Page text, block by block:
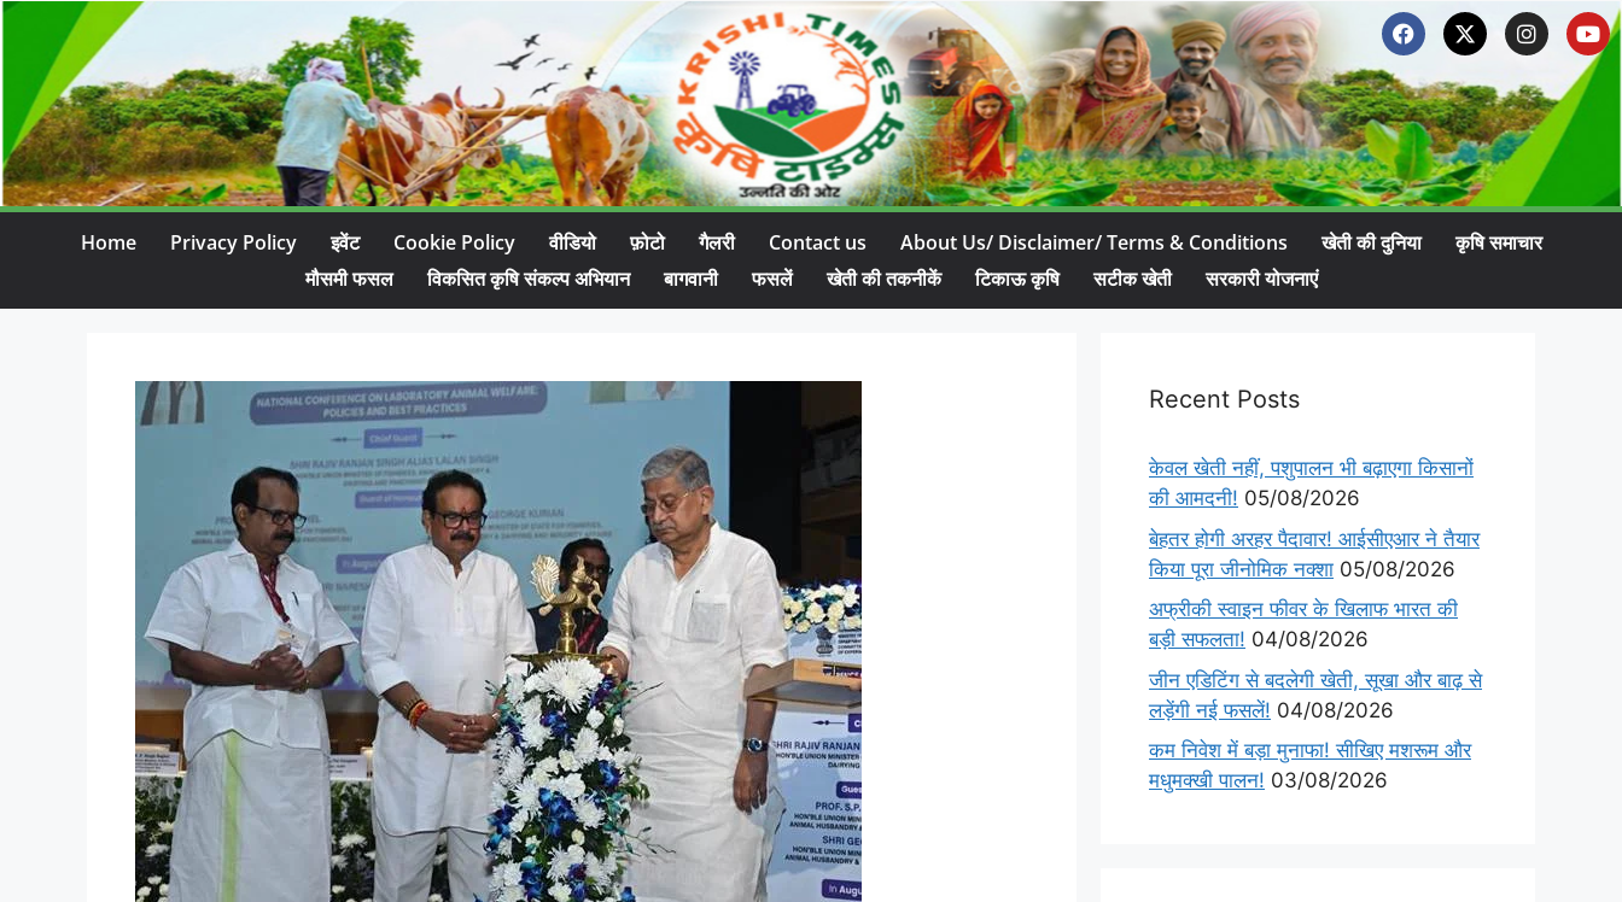
Home Privacy Policy इवेंट Cookie Policy वीडियो फ़ोटो गैलरी Contact us About Us/ Disclaimer/ Terms & Conditions खेती की दुनिया
कृषि समाचार
मौसमी फसल
विकसित कृषि संकल्प अभियान बागवानी फसलें खेती की तकनीकें टिकाऊ कृषि सटीक खेती सरकारी योजनाएं
Recent Posts
केवल खेती नहीं, पशुपालन भी बढ़ाएगा किसानों
की आमदनी! 05/08/2026
बेहतर होगी अरहर पैदावार! आईसीएआर ने तैयार
किया पूरा जीनोमिक नक्शा 05/08/2026
अफ्रीकी स्वाइन फीवर के खिलाफ भारत की
बड़ी सफलता! 04/08/2026
जीन एडिटिंग से बदलेगी खेती, सूखा और बाढ़ से
लड़ेंगी नई फसलें! 04/08/2026
कम निवेश में बड़ा मुनाफा! सीखिए मशरूम और
मधुमक्खी पालन! 03/08/2026